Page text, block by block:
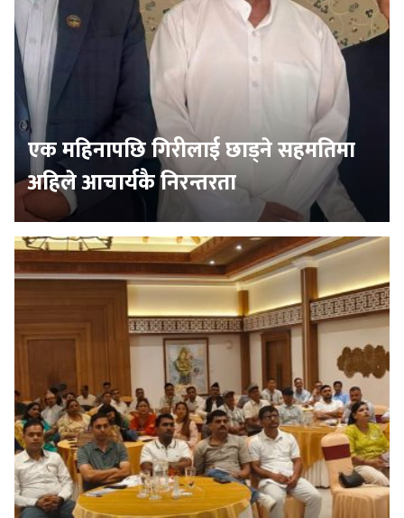
एक महिनापछि गिरीलाई छाड्ने सहमतिमा
अहिले आचार्यकै निरन्तरता